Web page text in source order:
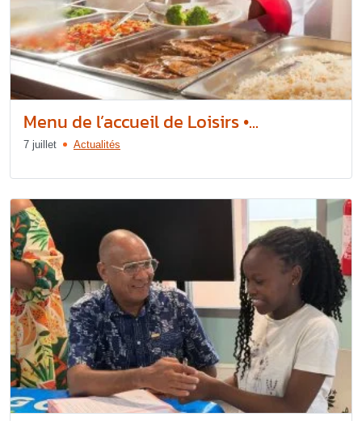
Menu de l’accueil de Loisirs •...
7 juillet Actualités